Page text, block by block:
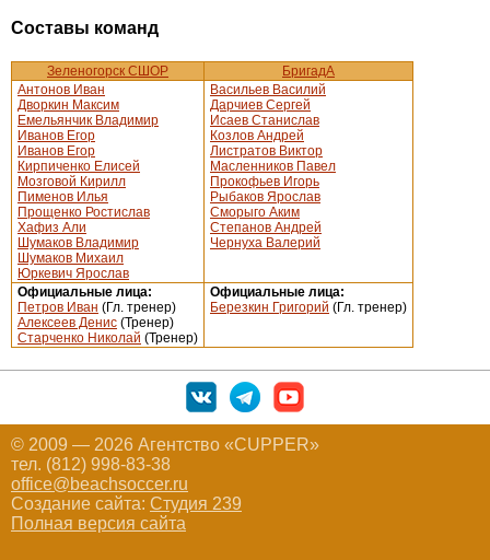
Составы команд
Зеленогорск СШОР
БригадА
Антонов Иван
Дворкин Максим
Емельянчик Владимир
Иванов Егор
Иванов Егор
Кирпиченко Елисей
Мозговой Кирилл
Пименов Илья
Прощенко Ростислав
Хафиз Али
Шумаков Владимир
Шумаков Михаил
Юркевич Ярослав
Васильев Василий
Дарчиев Сергей
Исаев Станислав
Козлов Андрей
Листратов Виктор
Масленников Павел
Прокофьев Игорь
Рыбаков Ярослав
Сморыго Аким
Степанов Андрей
Чернуха Валерий
Официальные лица:
Петров Иван (Гл. тренер)
Алексеев Денис (Тренер)
Старченко Николай (Тренер)
Официальные лица:
Березкин Григорий (Гл. тренер)
© 2009 — 2026 Агентство «CUPPER»
тел. (812) 998-83-38
office@beachsoccer.ru
Создание сайта: Студия 239
Полная версия сайта